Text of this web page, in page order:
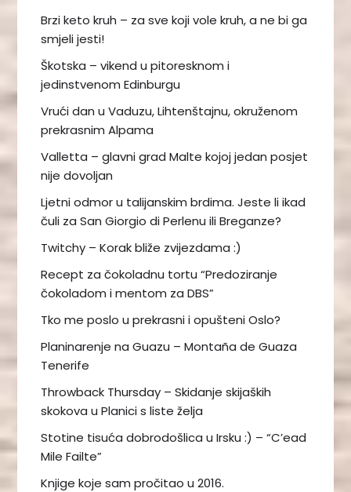
Brzi keto kruh – za sve koji vole kruh, a ne bi ga
smjeli jesti!
Škotska – vikend u pitoresknom i
jedinstvenom Edinburgu
Vrući dan u Vaduzu, Lihtenštajnu, okruženom
prekrasnim Alpama
Valletta – glavni grad Malte kojoj jedan posjet
nije dovoljan
Ljetni odmor u talijanskim brdima. Jeste li ikad
čuli za San Giorgio di Perlenu ili Breganze?
Twitchy – Korak bliže zvijezdama :)
Recept za čokoladnu tortu “Predoziranje
čokoladom i mentom za DBS”
Tko me poslo u prekrasni i opušteni Oslo?
Planinarenje na Guazu – Montaña de Guaza
Tenerife
Throwback Thursday – Skidanje skijaških
skokova u Planici s liste želja
Stotine tisuća dobrodošlica u Irsku :) – “C’ead
Mile Failte”
Knjige koje sam pročitao u 2016.